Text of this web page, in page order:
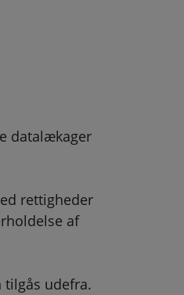
datalækager
rettigheder
af
tilgås udefra.